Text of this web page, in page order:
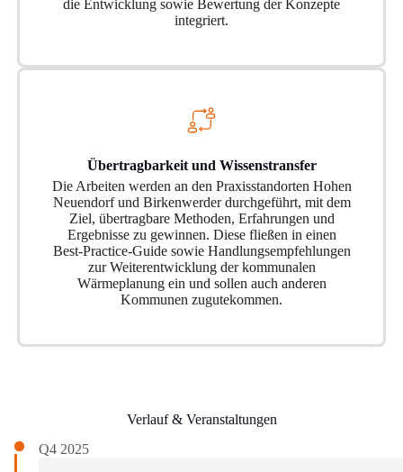
die Entwicklung sowie Bewertung der Konzepte
integriert.
Übertragbarkeit und Wissenstransfer
Die Arbeiten werden an den Praxisstandorten Hohen
Neuendorf und Birkenwerder durchgeführt, mit dem
Ziel, übertragbare Methoden, Erfahrungen und
Ergebnisse zu gewinnen. Diese fließen in einen
Best-Practice-Guide sowie Handlungsempfehlungen
zur Weiterentwicklung der kommunalen
Wärmeplanung ein und sollen auch anderen
Kommunen zugutekommen.
Verlauf & Veranstaltungen
Q4 2025